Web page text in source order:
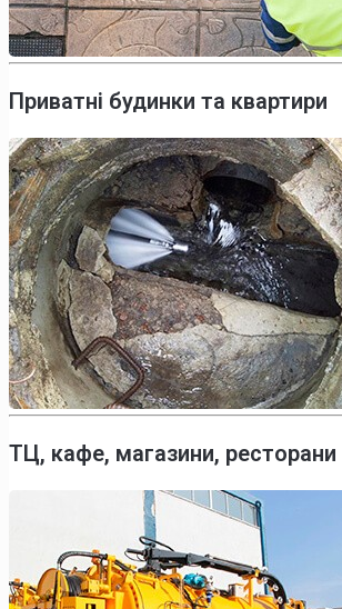
Приватні будинки та квартири
ТЦ, кафе, магазини, ресторани